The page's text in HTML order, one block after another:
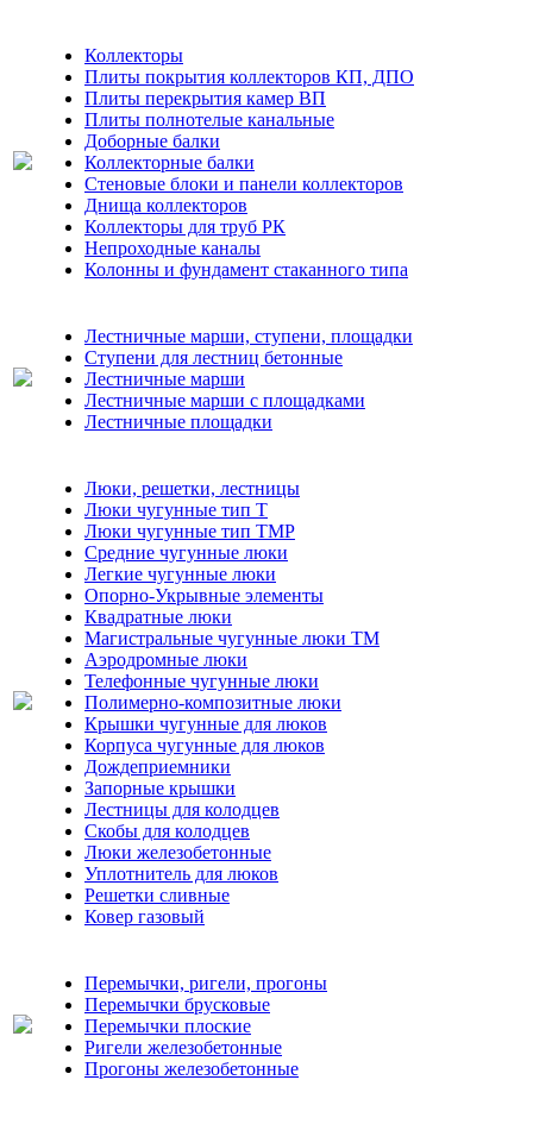
Коллекторы
Плиты покрытия коллекторов КП, ДПО
Плиты перекрытия камер ВП
Плиты полнотелые канальные
Доборные балки
Коллекторные балки
Стеновые блоки и панели коллекторов
Днища коллекторов
Коллекторы для труб РК
Непроходные каналы
Колонны и фундамент стаканного типа
Лестничные марши, ступени, площадки
Ступени для лестниц бетонные
Лестничные марши
Лестничные марши с площадками
Лестничные площадки
Люки, решетки, лестницы
Люки чугунные тип Т
Люки чугунные тип ТМР
Средние чугунные люки
Легкие чугунные люки
Опорно-Укрывные элементы
Квадратные люки
Магистральные чугунные люки ТМ
Аэродромные люки
Телефонные чугунные люки
Полимерно-композитные люки
Крышки чугунные для люков
Корпуса чугунные для люков
Дождеприемники
Запорные крышки
Лестницы для колодцев
Скобы для колодцев
Люки железобетонные
Уплотнитель для люков
Решетки сливные
Ковер газовый
Перемычки, ригели, прогоны
Перемычки брусковые
Перемычки плоские
Ригели железобетонные
Прогоны железобетонные